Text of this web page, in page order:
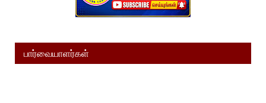
பார்வையாளர்கள்